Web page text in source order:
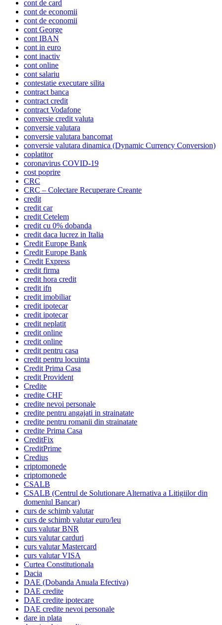
cont de card
cont de economii
cont de economii
cont George
cont IBAN
cont in euro
cont inactiv
cont online
cont salariu
contestatie executare silita
contract banca
contract credit
contract Vodafone
conversie credit valuta
conversie valutara
conversie valutara bancomat
conversie valutara dinamica (Dynamic Currency Conversion)
coplatitor
coronavirus COVID-19
cost poprire
CRC
CRC – Colectare Recuperare Creante
credit
credit car
credit Cetelem
credit cu 0% dobanda
credit daca lucrez in Italia
Credit Europe Bank
Credit Europe Bank
Credit Express
credit firma
credit hora credit
credit ifn
credit imobiliar
credit ipotecar
credit ipotecar
credit neplatit
credit online
credit online
credit pentru casa
credit pentru locuinta
Credit Prima Casa
credit Provident
Credite
credite CHF
credite nevoi personale
credite pentru angajati in strainatate
credite pentru romanii din strainatate
credite Prima Casa
CreditFix
CreditPrime
Credius
criptomonede
criptomonede
CSALB
CSALB (Centrul de Solutionare Alternativa a Litigiilor din
domeniul Bancar)
curs de schimb valutar
curs de schimb valutar euro/leu
curs valutar BNR
curs valutar carduri
curs valutar Mastercard
curs valutar VISA
Curtea Constitutionala
Dacia
DAE (Dobanda Anuala Efectiva)
DAE credite
DAE credite ipotecare
DAE credite nevoi personale
dare in plata